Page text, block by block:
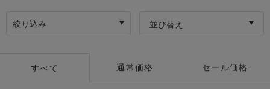
絞り込み 並び替え
すべて 通常価格 セール価格